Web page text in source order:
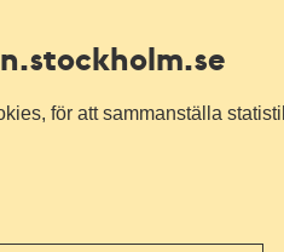
.stockholm.se
för att sammanställa